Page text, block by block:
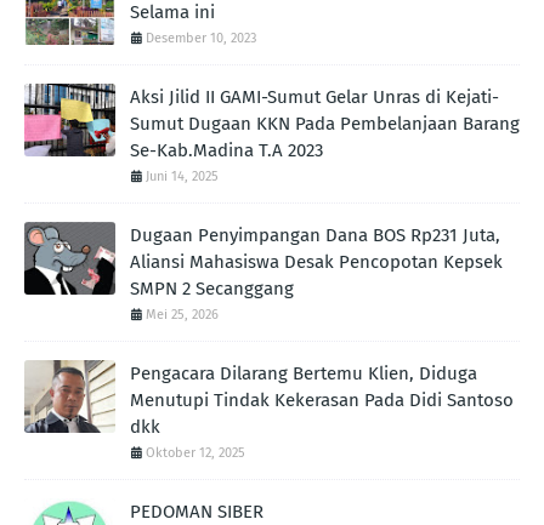
Selama ini
Desember 10, 2023
Aksi Jilid II GAMI-Sumut Gelar Unras di Kejati-
Sumut Dugaan KKN Pada Pembelanjaan Barang
Se-Kab.Madina T.A 2023
Juni 14, 2025
Dugaan Penyimpangan Dana BOS Rp231 Juta,
Aliansi Mahasiswa Desak Pencopotan Kepsek
SMPN 2 Secanggang
Mei 25, 2026
Pengacara Dilarang Bertemu Klien, Diduga
Menutupi Tindak Kekerasan Pada Didi Santoso
dkk
Oktober 12, 2025
PEDOMAN SIBER